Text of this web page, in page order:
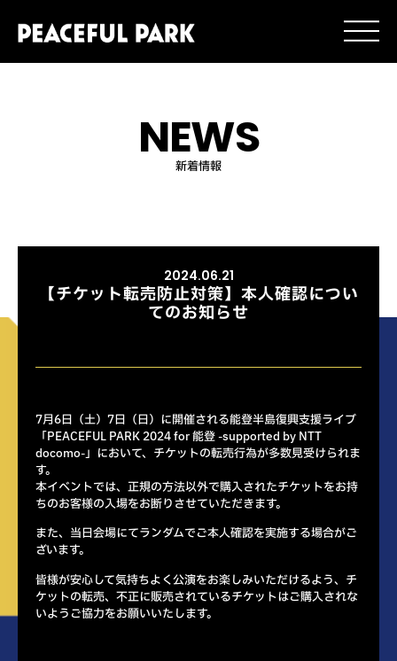
NEWS
新着情報
2024.06.21
【チケット転売防止対策】本人確認につい
てのお知らせ
7月6日（土）7日（日）に開催される能登半島復興支援ライブ
「PEACEFUL PARK 2024 for 能登 -supported by NTT
docomo-」において、チケットの転売行為が多数見受けられま
す。
本イベントでは、正規の方法以外で購入されたチケットをお持
ちのお客様の入場をお断りさせていただきます。
また、当日会場にてランダムでご本人確認を実施する場合がご
ざいます。
皆様が安心して気持ちよく公演をお楽しみいただけるよう、チ
ケットの転売、不正に販売されているチケットはご購入されな
いようご協力をお願いいたします。